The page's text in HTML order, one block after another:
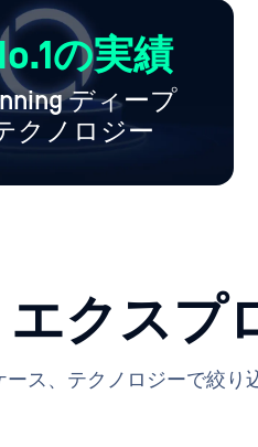
の実績
ディープ
クノロジー
クスプ
ス、テクノロジーで絞り